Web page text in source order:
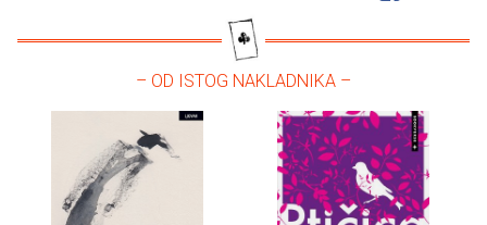
– OD ISTOG NAKLADNIKA –